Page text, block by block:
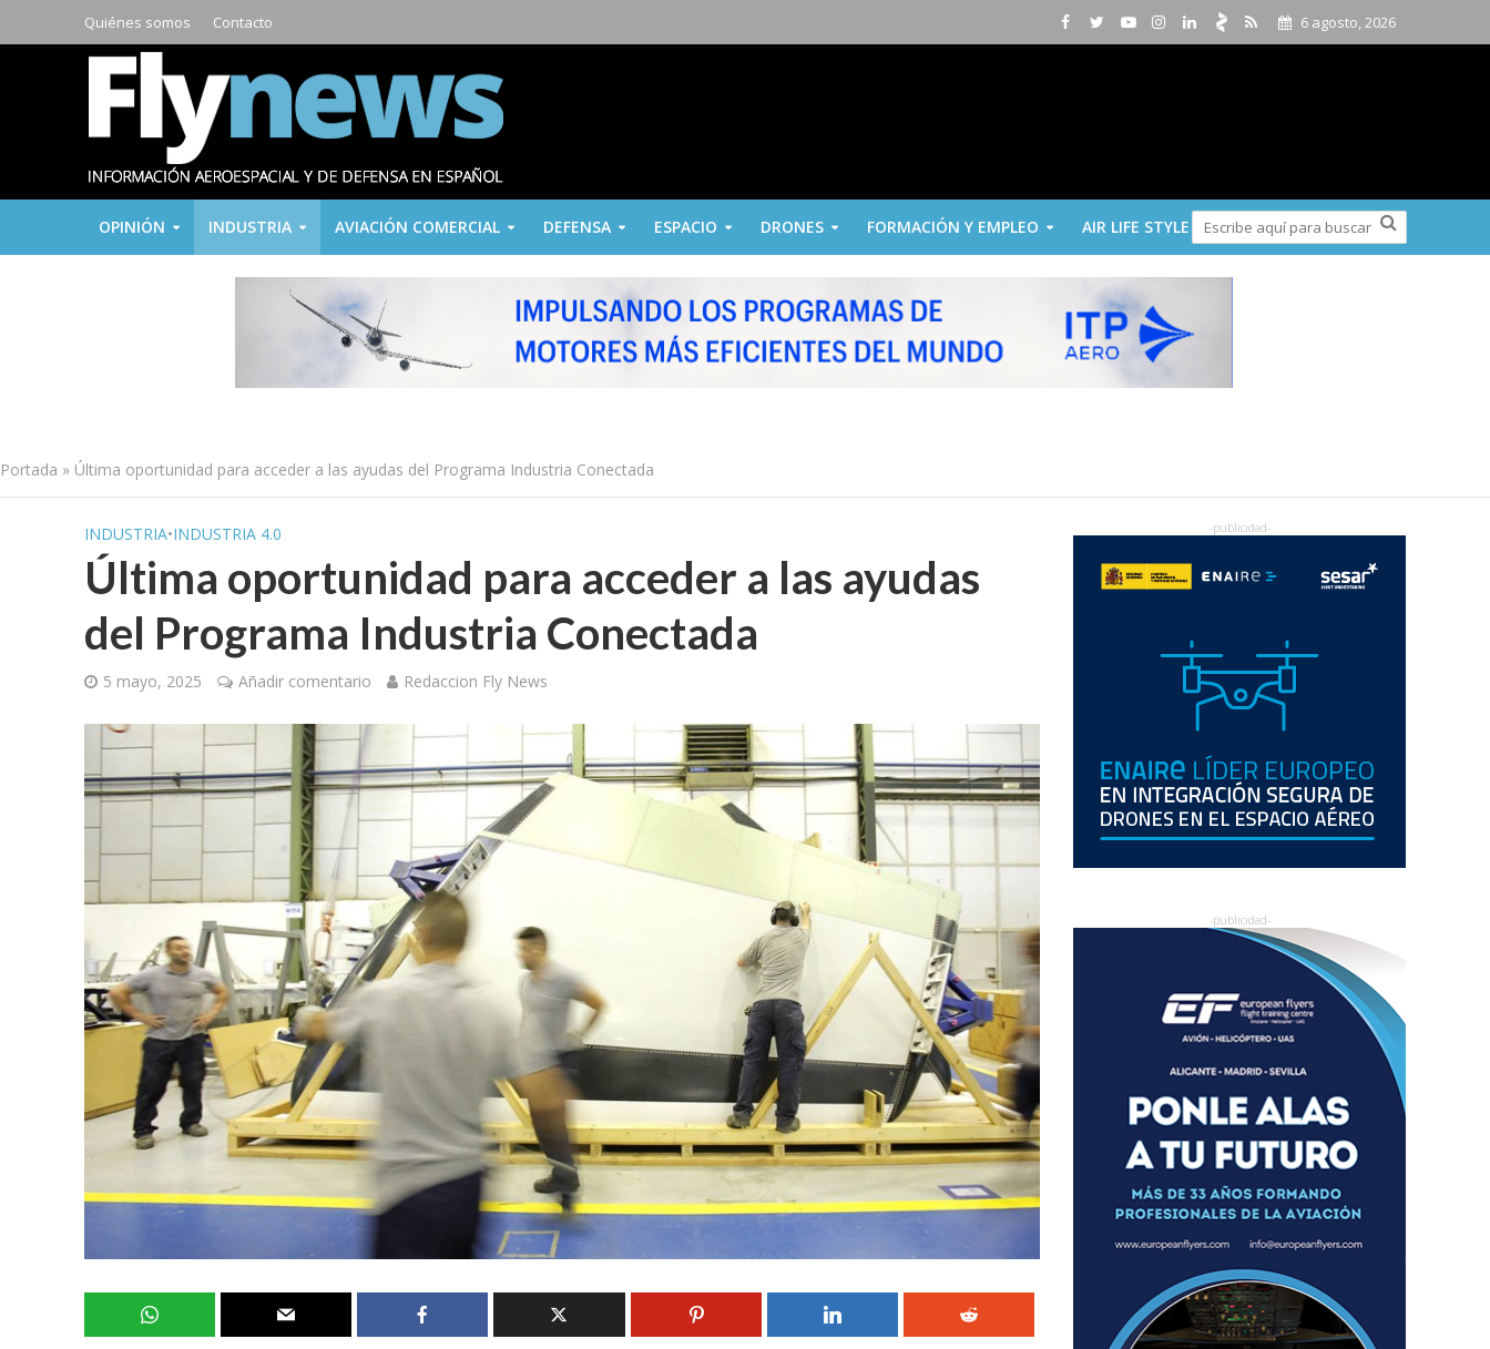
Quiénes somos Contacto 6 agosto, 2026
OPINIÓN INDUSTRIA AVIACIÓN COMERCIAL DEFENSA ESPACIO DRONES FORMACIÓN Y EMPLEO AIR LIFE STYLE
Portada » Última oportunidad para acceder a las ayudas del Programa Industria Conectada
INDUSTRIA•INDUSTRIA 4.0
Última oportunidad para acceder a las ayudas
del Programa Industria Conectada
5 mayo, 2025 Añadir comentario Redaccion Fly News